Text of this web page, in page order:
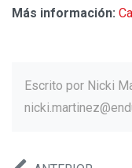
Más información:
Escrito por Nicki